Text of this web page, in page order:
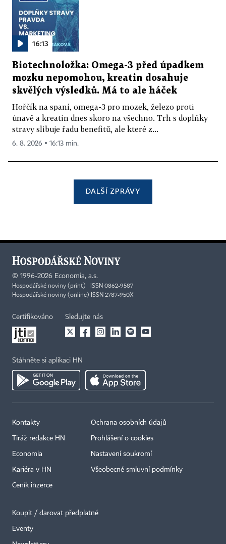
16:13
Biotechnoložka: Omega-3 před úpadkem
mozku nepomohou, kreatin dosahuje
skvělých výsledků. Má to ale háček
Hořčík na spaní, omega-3 pro mozek, železo proti
únavě a kreatin dnes skoro na všechno. Trh s doplňky
stravy slibuje řadu benefitů, ale které z...
6. 8. 2026 ▪ 16:13 min.
DALŠÍ ZPRÁVY
© 1996-2026 Economia, a.s.
Hospodářské noviny (print) ISSN 0862-9587
Hospodářské noviny (online) ISSN 2787-950X
Certifikováno Sledujte nás
Stáhněte si aplikaci HN
Kontakty
Tiráž redakce HN
Economia
Kariéra v HN
Ceník inzerce
Ochrana osobních údajů
Prohlášení o cookies
Nastavení soukromí
Všeobecné smluvní podmínky
Koupit / darovat předplatné
Eventy